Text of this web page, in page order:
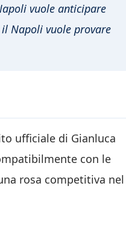
vuole anticipare
Napoli vuole provare
ufficiale di Gianluca
con le
rosa competitiva nel